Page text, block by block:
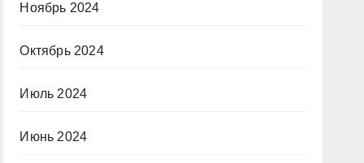
Ноябрь 2024
Октябрь 2024
Июль 2024
Июнь 2024